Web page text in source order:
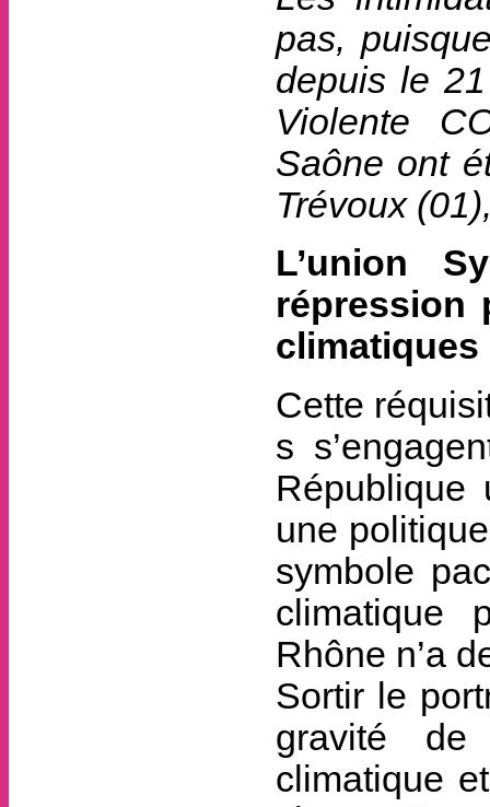
pas,
depuis le
Violente
Saône ont
Trévoux
L’union
répression
climatiques
Cette
s
République
une
symbole
climatique
Rhône n’a
Sortir le
gravité de
climatique